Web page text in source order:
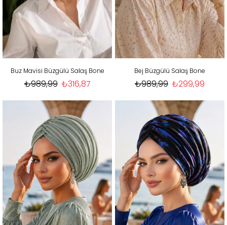
Buz Mavisi Büzgülü Salaş Bone
₺316,87
₺989,99
Bej Büzgülü Salaş Bone
₺299,99
₺989,99